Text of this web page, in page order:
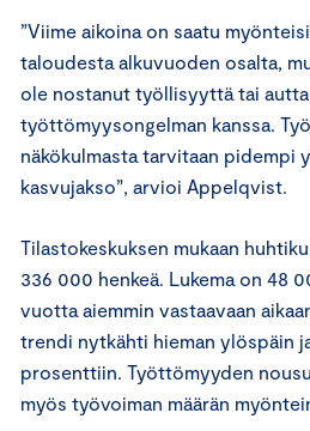
”Viime aikoina on saatu
taloudesta alkuvuoden osalta,
ole nostanut työllisyyttä tai
työttömyysongelman kanssa.
näkökulmasta tarvitaan pidempi
kasvujakso”, arvioi Appelqvist.
Tilastokeskuksen mukaan
336 000 henkeä. Lukema on 48
vuotta aiemmin vastaavaan
trendi nytkähti hieman ylöspäin
prosenttiin. Työttömyyden
myös työvoiman määrän